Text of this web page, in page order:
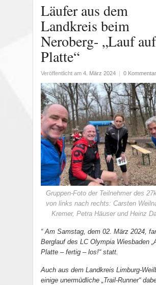
Läufer aus dem
Landkreis beim
Neroberg- „Lauf
Platte“
Veröffentlicht am 4. März 2024 0
Gruppen-Foto der Teilnehmer des
von links nach rechts: Carsten
Kremer, Petra Häuser und Heinz
“ Am Samstag, dem 02. März 2024,
Berglauf des LC Olympia Wiesbaden
Platte – fertig – los!“ statt.
Auch aus dem Landkreis Limburg-
einige unermüdliche „Trail-Runner“